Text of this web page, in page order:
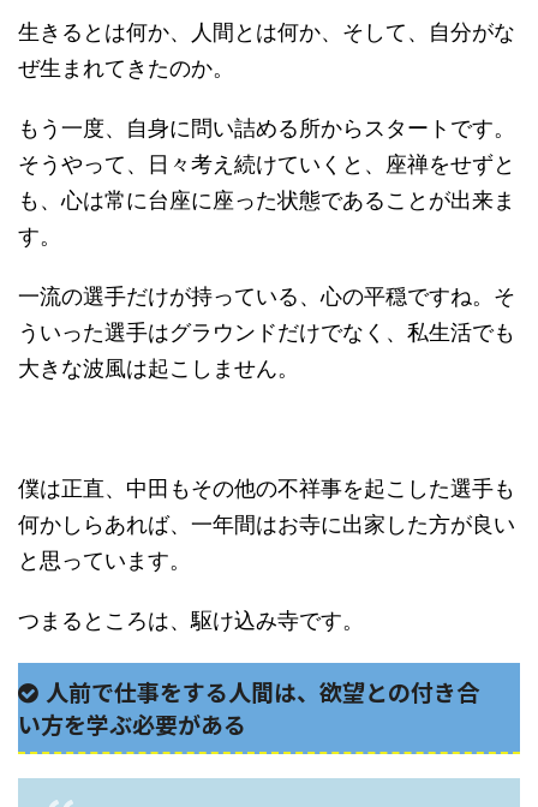
生きるとは何か、人間とは何か、そして、自分がな
ぜ生まれてきたのか。
もう一度、自身に問い詰める所からスタートです。
そうやって、日々考え続けていくと、座禅をせずと
も、心は常に台座に座った状態であることが出来ま
す。
一流の選手だけが持っている、心の平穏ですね。そ
ういった選手はグラウンドだけでなく、私生活でも
大きな波風は起こしません。
僕は正直、中田もその他の不祥事を起こした選手も
何かしらあれば、一年間はお寺に出家した方が良い
と思っています。
つまるところは、駆け込み寺です。
人前で仕事をする人間は、欲望との付き合
い方を学ぶ必要がある